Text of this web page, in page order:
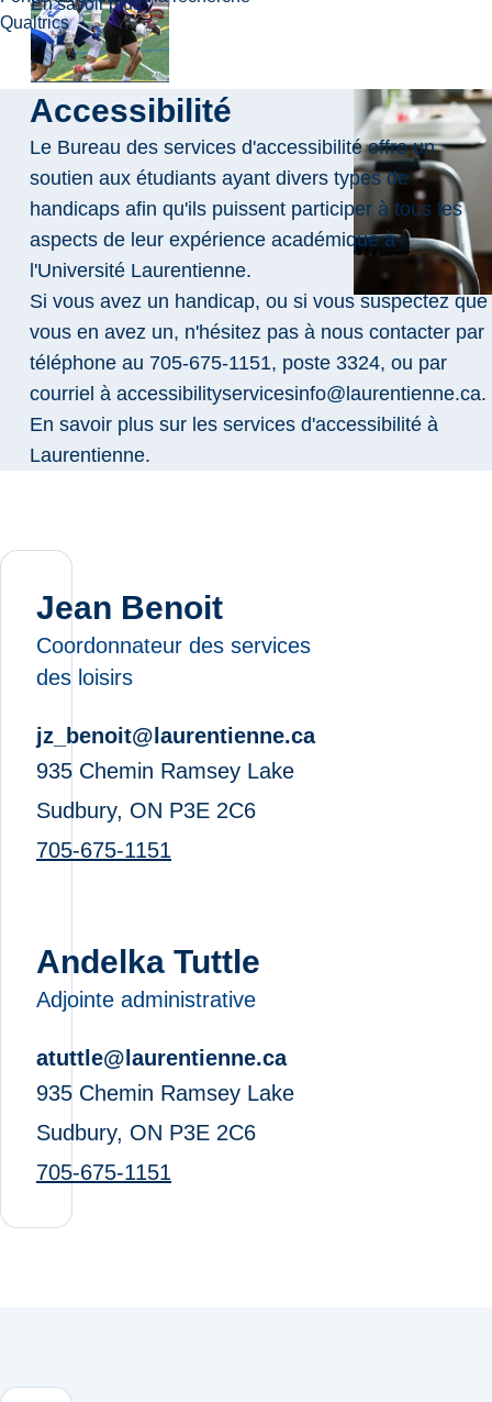
Qualtrics
Accessibilité
Le Bureau des services d'accessibilité offre un
soutien aux étudiants ayant divers types de
handicaps afin qu'ils puissent participer à tous les
aspects de leur expérience académique à
l'Université Laurentienne.
Si vous avez un handicap, ou si vous suspectez que
vous en avez un, n'hésitez pas à nous contacter par
téléphone au 705-675-1151, poste 3324, ou par
courriel àaccessibilityservicesinfo@laurentienne.ca.
En savoir plus sur les services d'accessibilité à
Laurentienne.
Jean Benoit
Coordonnateur des services
des loisirs
jz_benoit@laurentienne.ca
935 Chemin Ramsey Lake
Sudbury, ON P3E 2C6
705-675-1151
Andelka Tuttle
Adjointe administrative
atuttle@laurentienne.ca
935 Chemin Ramsey Lake
Sudbury, ON P3E 2C6
705-675-1151